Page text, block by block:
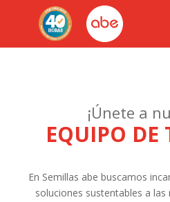
¡Únete a
EQUIPO DE
En Semillas abe buscamos
soluciones sustentables a